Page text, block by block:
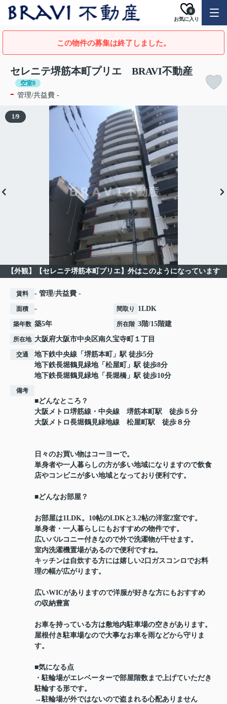
お気に入り
0
この物件の募集は終了しました。
セレニテ堺筋本町プリエ BRAVI不動産
空室0
- 管理/共益費 -
【外観】【セレニテ堺筋本町プリエ】外はこのようになっています
1/9
賃料 - 管理/共益費 -
面積 - 間取り 1LDK
築年数 築5年 所在階 3階/15階建
所在地 大阪府大阪市中央区南久宝寺町 １丁目
交通 地下鉄中央線 「 堺筋本町
」駅 徒歩5分
地下鉄長堀鶴見緑地「 松屋町
」駅 徒歩8分
地下鉄長堀鶴見緑地「 長堀橋 」駅 徒歩10分
備考
■どんなところ？
大阪メトロ堺筋線・中央線 堺筋本町駅 徒歩５分
大阪メトロ長堀鶴見緑地線 松屋町駅 徒歩８分
日々のお買い物はコーヨーで。
単身者や一人暮らしの方が多い地域になりますので飲食
店やコンビニが多い地域となっており便利です。
■どんなお部屋？
お部屋は1LDK。10帖のLDKと3.2帖の洋室2室です。
単身者・一人暮らしにもおすすめの物件です。
広いバルコニー付きなので外で洗濯物が干せます。
室内洗濯機置場があるので便利ですね。
キッチンは自炊する方には嬉しい2口ガスコンロでお料
理の幅が広がります。
広いWICがありますので洋服が好きな方にもおすすめ
の収納豊富
お車を持っている方は敷地内駐車場の空きがあります。
屋根付き駐車場なので大事なお車を雨などから守りま
す。
■気になる点
・駐輪場がエレベーターで部屋階数まで上げていただき
駐輪する形です。
→駐輪場が外ではないので盗まれる心配ありません